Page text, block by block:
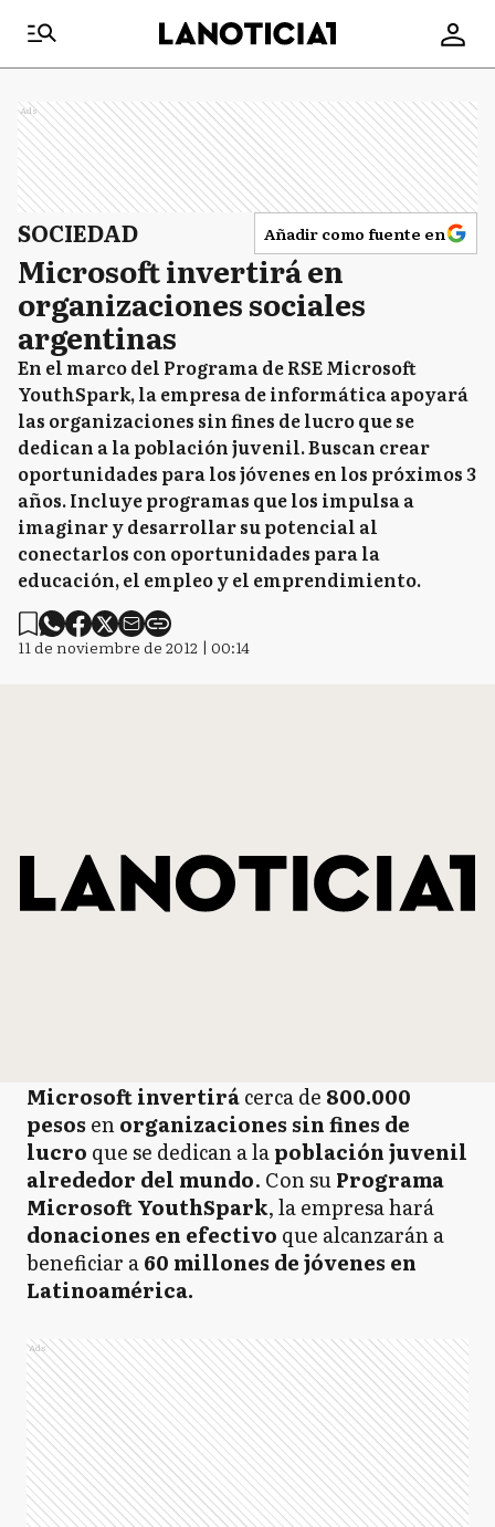
Ads
SOCIEDAD Añadir como fuente en
Microsoft invertirá en
organizaciones sociales
argentinas
En el marco del Programa de RSE Microsoft
YouthSpark, la empresa de informática apoyará
las organizaciones sin fines de lucro que se
dedican a la población juvenil. Buscan crear
oportunidades para los jóvenes en los próximos 3
años. Incluye programas que los impulsa a
imaginar y desarrollar su potencial al
conectarlos con oportunidades para la
educación, el empleo y el emprendimiento.
11 de noviembre de 2012 | 00:14
Microsoft invertirácerca de 800.000
pesos enorganizaciones sin fines de
lucro que se dedican a lapoblación juvenil
alrededor del mundo. Con suPrograma
Microsoft YouthSpark, la empresa hará
donaciones en efectivo que alcanzarán a
beneficiar a60 millones de jóvenes en
Latinoamérica.
Ads